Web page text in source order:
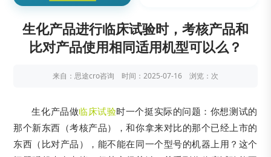
生化产品进行临床试验时，考核产品和
比对产品使用相同适用机型可以么？
来自：思途cro咨询 时间：2025-07-16 浏览： 次
生化产品做临床试验时一个挺实际的问题：你想测试的
那个新东西（考核产品），和你拿来对比的那个已经上市的
东西（比对产品），能不能在同一个型号的机器上用？这个